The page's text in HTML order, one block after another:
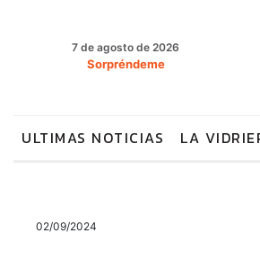
7 de agosto de 2026
Sorpréndeme
ULTIMAS NOTICIAS LA
02/09/2024